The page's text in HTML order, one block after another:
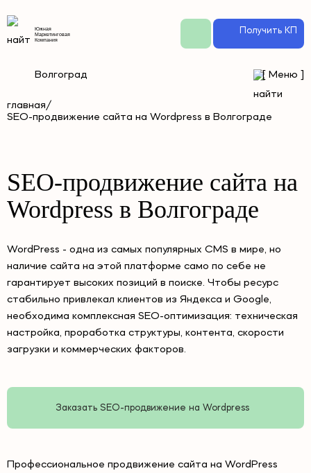
Южная
Маркетинговая
Компания
Получить КП
Волгоград [ Меню ]
главная/
SEO-продвижение сайта на Wordpress в Волгограде
SEO-продвижение сайта на
Wordpress в Волгограде
WordPress - одна из самых популярных CMS в мире, но
наличие сайта на этой платформе само по себе не
гарантирует высоких позиций в поиске. Чтобы ресурс
стабильно привлекал клиентов из Яндекса и Google,
необходима комплексная SEO-оптимизация: техническая
настройка, проработка структуры, контента, скорости
загрузки и коммерческих факторов.
Заказать SEO-продвижение на Wordpress
Профессиональное продвижение сайта на WordPress